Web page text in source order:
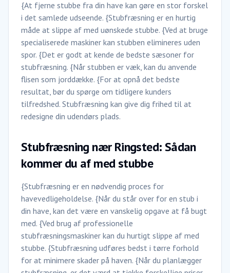
{At fjerne stubbe fra din have kan gøre en stor forskel
i det samlede udseende. {Stubfræsning er en hurtig
måde at slippe af med uønskede stubbe. {Ved at bruge
specialiserede maskiner kan stubben elimineres uden
spor. {Det er godt at kende de bedste sæsoner for
stubfræsning. {Når stubben er væk, kan du anvende
flisen som jorddække. {For at opnå det bedste
resultat, bør du spørge om tidligere kunders
tilfredshed. Stubfræsning kan give dig frihed til at
redesigne din udendørs plads.
Stubfræsning nær Ringsted: Sådan
kommer du af med stubbe
{Stubfræsning er en nødvendig proces for
havevedligeholdelse. {Når du står over for en stub i
din have, kan det være en vanskelig opgave at få bugt
med. {Ved brug af professionelle
stubfræsningsmaskiner kan du hurtigt slippe af med
stubbe. {Stubfræsning udføres bedst i tørre forhold
for at minimere skader på haven. {Når du planlægger